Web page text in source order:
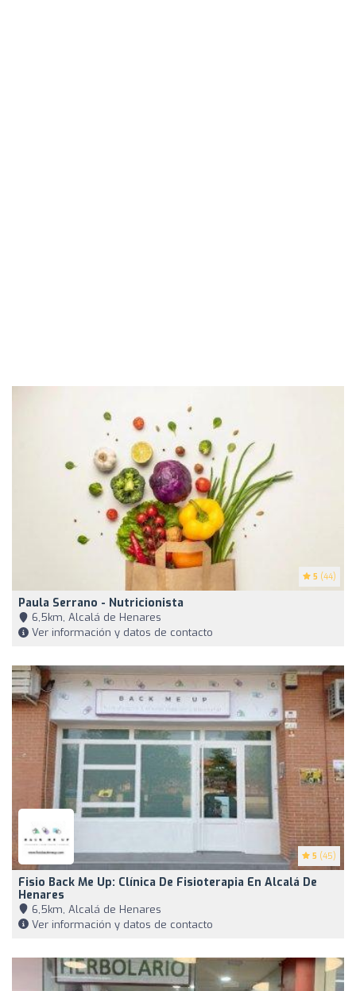
5 (44)
Paula Serrano - Nutricionista
6,5km, Alcalá de Henares
Ver información y datos de contacto
5 (45)
Fisio Back Me Up: Clínica De Fisioterapia En Alcalá De
Henares
6,5km, Alcalá de Henares
Ver información y datos de contacto